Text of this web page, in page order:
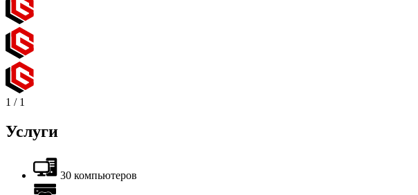
1 / 1
Услуги
30 компьютеров